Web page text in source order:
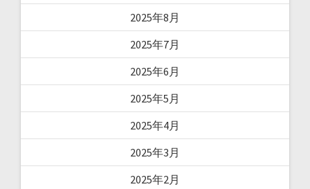
2025年8月
2025年7月
2025年6月
2025年5月
2025年4月
2025年3月
2025年2月